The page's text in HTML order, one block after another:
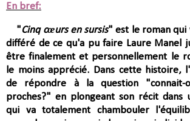
En bref:
"Cinq cœurs en sursis" est le roman qui
différé de ce qu'a pu faire Laure Manel
être finalement et personnellement le
le moins apprécié. Dans cette histoire,
de répondre à la question "connait-
proches?" en plongeant son récit dans
qui va totalement chambouler